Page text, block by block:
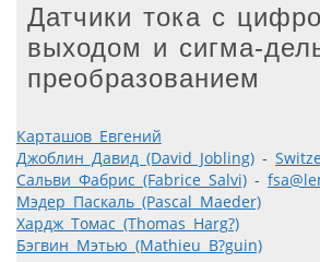
Датчики тока с
выходом и сигма-
преобразованием
Карташов Евгений
Джоблин Давид (David Jobling) -
Сальви Фабрис (Fabrice Salvi) -
Мэдер Паскаль (Pascal Maeder)
Хардж Томас (Thomas Harg?)
Бэгвин Мэтью (Mathieu B?guin)